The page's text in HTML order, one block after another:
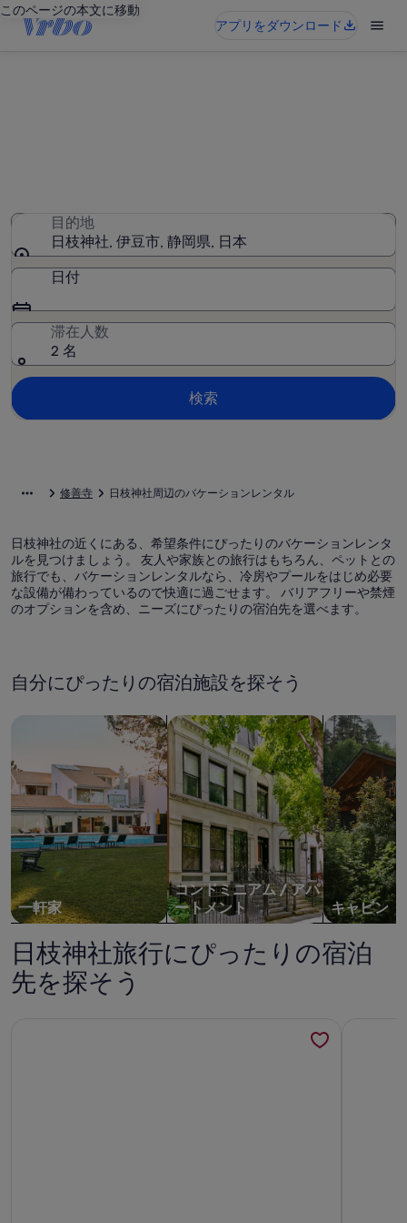
このページの本文に移動
アプリをダウンロード
目的地
日枝神社, 伊豆市, 静岡県, 日本
日付
滞在人数
2 名
検索
修善寺 日枝神社周辺のバケーションレンタル
日枝神社の近くにある、希望条件にぴったりのバケーションレンタ
ルを見つけましょう。 友人や家族との旅行はもちろん、ペットとの
旅行でも、バケーションレンタルなら、冷房やプールをはじめ必要
な設備が備わっているので快適に過ごせます。 バリアフリーや禁煙
のオプションを含め、ニーズにぴったりの宿泊先を選べます。
自分にぴったりの宿泊施設を探そう
一軒家
コンドミニアム / アパ
ートメント
コンドミニアム、アパートメントを
キャビン
キャビンを
日枝神社旅行にぴったりの宿泊
先を探そう
伊豆の海と星空のパノラマ。絶景デッキでBBQや露天風呂